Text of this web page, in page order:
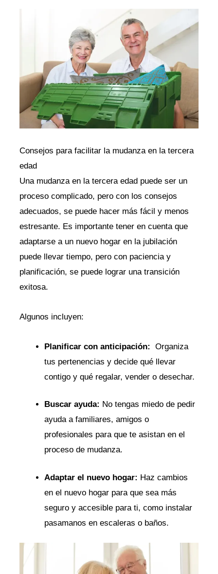
Consejos‌ para ‌facilitar la⁢ mudanza en la​ tercera
edad
Una mudanza‌ en la tercera edad puede ⁢ser un
proceso complicado, pero con ⁤los consejos
adecuados, se puede hacer más ⁣fácil y menos
estresante. Es importante ⁣tener en cuenta ⁤que
adaptarse a un nuevo hogar en ⁢la⁣ jubilación‌
puede ‍llevar⁤ tiempo, pero con paciencia ‌y
planificación, ⁢se puede lograr una transición
exitosa.
Algunos incluyen:
Planificar con anticipación:
​ Organiza
tus ‌pertenencias y decide qué llevar
contigo y qué regalar, ‌vender o desechar.
Buscar⁣ ayuda: No tengas miedo de ⁣pedir
ayuda a familiares, amigos o
profesionales para⁢ que te asistan en ‍el
proceso de mudanza.
Adaptar el nuevo hogar: Haz cambios
⁣en el nuevo ⁢hogar para que sea más
seguro y accesible⁤ para ti, como instalar
pasamanos en escaleras o ⁢baños.